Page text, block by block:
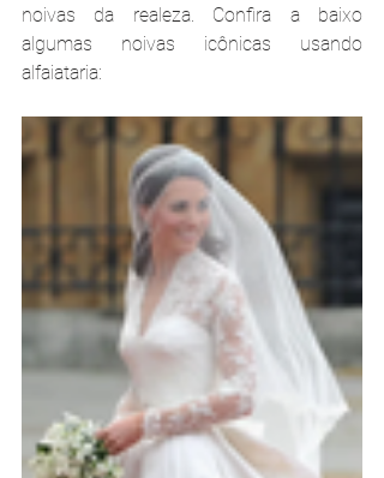
noivas da realeza. Confira a baixo
algumas noivas icônicas usando
alfaiataria: